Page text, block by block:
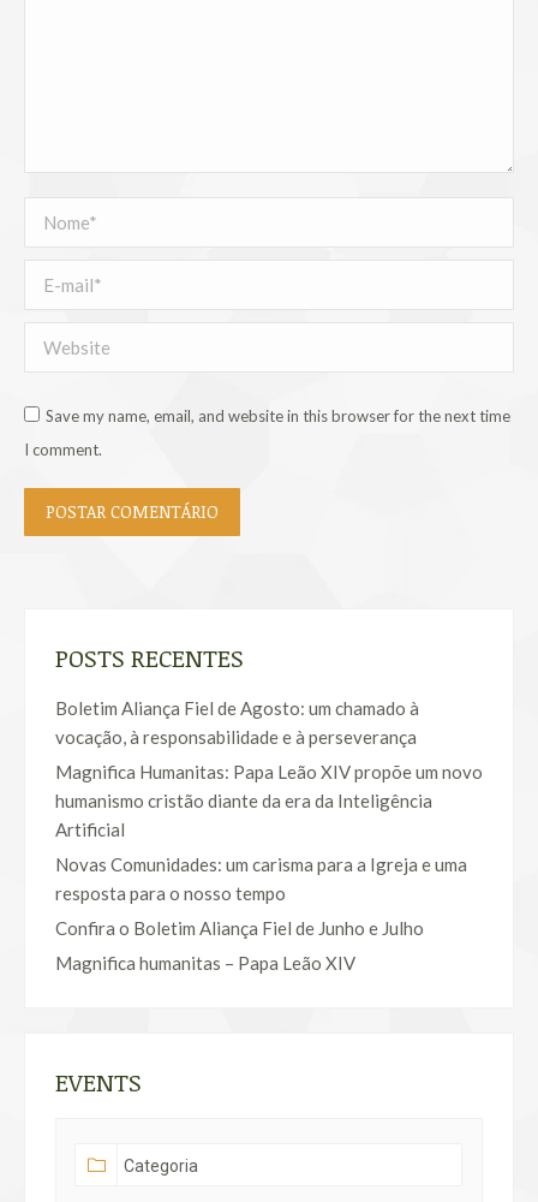
Nome *
E-mail *
Website
Save my name, email, and website in this browser for the next time
I comment.
POSTAR COMENTÁRIO
POSTS RECENTES
Boletim Aliança Fiel de Agosto: um chamado à
vocação, à responsabilidade e à perseverança
Magnifica Humanitas: Papa Leão XIV propõe um novo
humanismo cristão diante da era da Inteligência
Artificial
Novas Comunidades: um carisma para a Igreja e uma
resposta para o nosso tempo
Confira o Boletim Aliança Fiel de Junho e Julho
Magnifica humanitas – Papa Leão XIV
EVENTS